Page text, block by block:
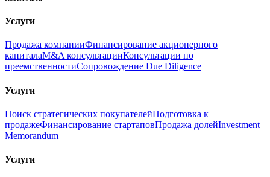
Услуги
Продажа компанииФинансирование акционерного
капиталаM&A консультацииКонсультации по
преемственностиСопровождение Due Diligence
Услуги
Поиск стратегических покупателейПодготовка к
продажеФинансирование стартаповПродажа долейInvestment
Memorandum
Услуги